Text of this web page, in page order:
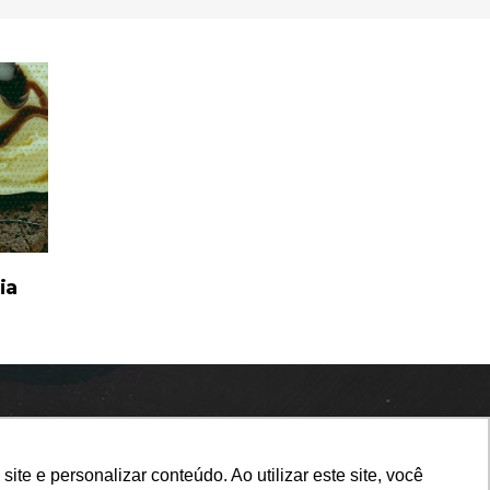
e personalizar conteúdo. Ao utilizar este site, você
e personalizar conteúdo. Ao utilizar este site, você